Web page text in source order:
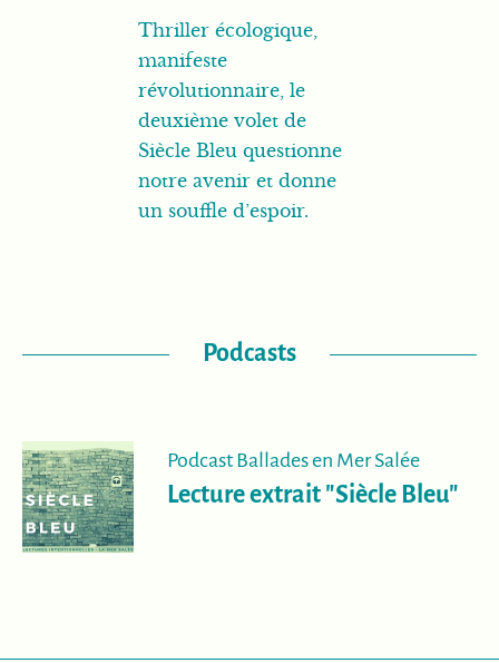
Thriller écologique,
manifeste
révolutionnaire, le
deuxième volet de
Siècle Bleu questionne
notre avenir et donne
un souffle d’espoir.
Podcasts
Podcast Ballades en Mer Salée
Lecture extrait "Siècle Bleu"